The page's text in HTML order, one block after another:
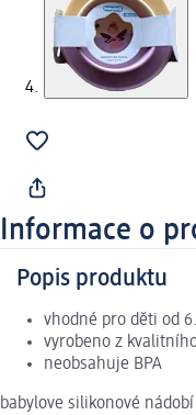
Informace o
Popis produktu
vhodné pro děti od
vyrobeno z
neobsahuje BPA
babylove silikonové